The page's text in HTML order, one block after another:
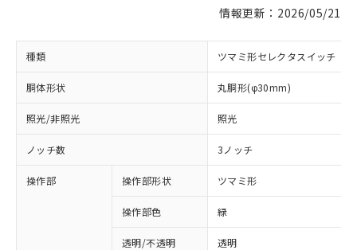
情報更新：2026/05/21
種類 ツマミ形セレクタスイッチ
胴体形状 丸胴形(φ30mm)
照光/非照光 照光
ノッチ数 3ノッチ
操作部 操作部形状 ツマミ形
操作部色 緑
透明/不透明 透明